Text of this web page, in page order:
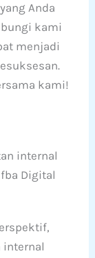
Anda
kami
menjadi
kami!
internal
Digital
internal